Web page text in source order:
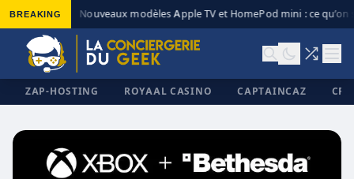
BREAKING Nouveaux modèles Apple TV et HomePod mini : ce qu’on
ZAP-HOSTING ROYAAL CASINO CAPTAINCAZ